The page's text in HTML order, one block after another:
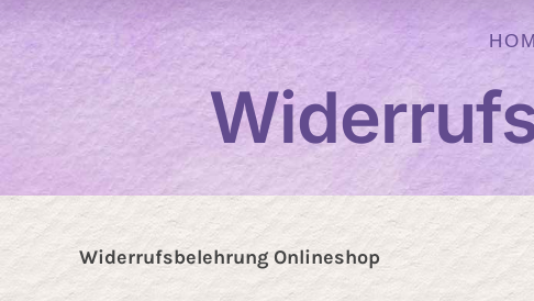
Widerrufsbelehrung Onlineshop